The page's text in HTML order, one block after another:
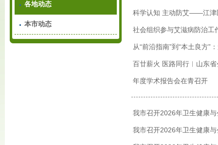
各地动态
本市动态
科学认知 主动防艾——江津
社会组织参与艾滋病防治工
从“前沿指南”到“本土良方”
百廿薪火 医路同行︱山东
年度学术报告会在青召开
我市召开2026年卫生健康
我市召开2026年卫生健康